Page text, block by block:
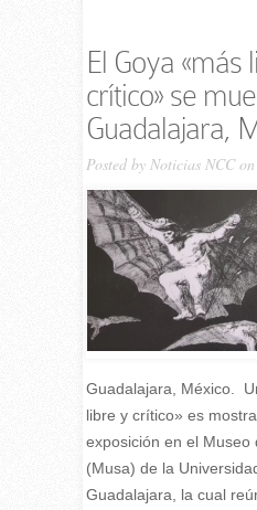
El Goya «más
crítico» se
Guadalajara,
Posted by Noticias NCCon
Guadalajara, México.
libre y crítico» es
exposición en el Museo
(Musa) de la
Guadalajara, la cual